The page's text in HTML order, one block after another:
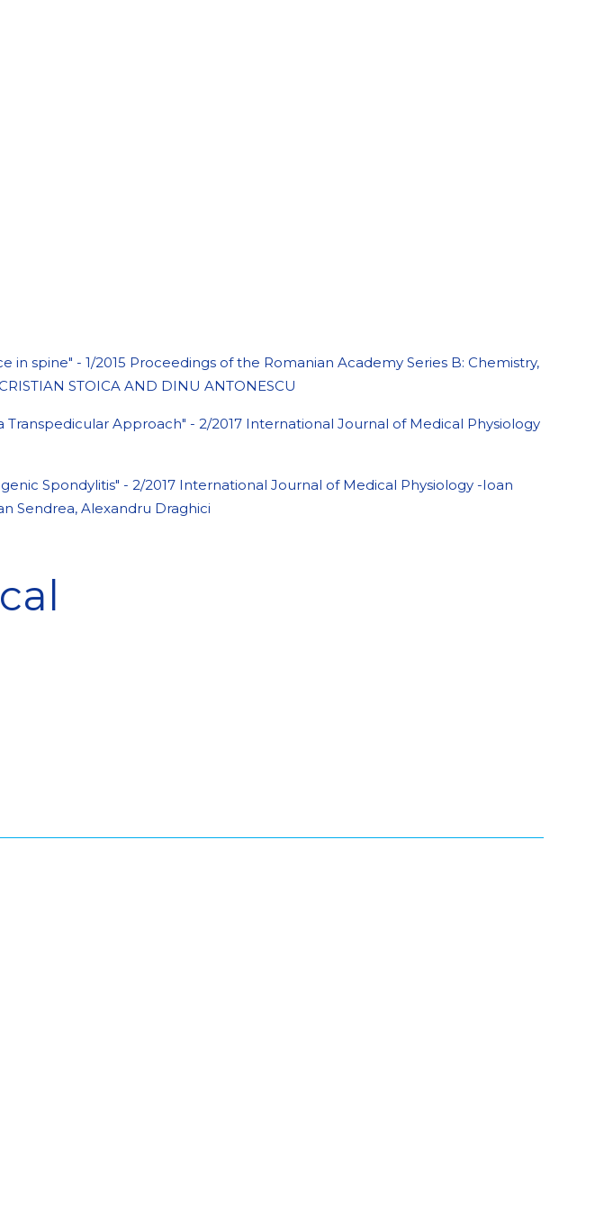
spine" - 1/2015 Proceedings of the Romanian Academy Series B: Chemistry,
STOICA AND DINU ANTONESCU
Approach" - 2/2017 International Journal of Medical Physiology
Spondylitis" - 2/2017 International Journal of Medical Physiology -Ioan
Sendrea, Alexandru Draghici